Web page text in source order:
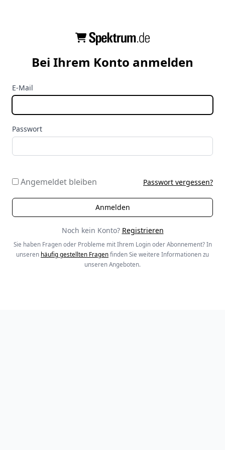
Bei Ihrem Konto anmelden
E-Mail
Passwort
Angemeldet bleiben Passwort vergessen?
Noch kein Konto? Registrieren
Sie haben Fragen oder Probleme mit Ihrem Login oder Abonnement? In
unseren häufig gestellten Fragen finden Sie weitere Informationen zu
unseren Angeboten.